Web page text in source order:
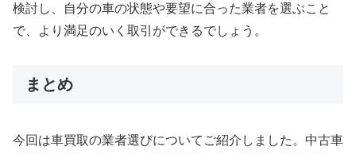
検討し、自分の車の状態や要望に合った業者を選ぶこと
で、より満足のいく取引ができるでしょう。
まとめ
今回は車買取の業者選びについてご紹介しました。中古車